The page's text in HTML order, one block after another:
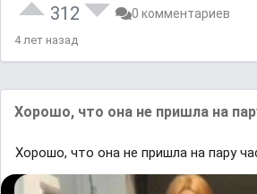
312 0 комментариев
4 лет назад
Хорошо, что она не пришла на
Хорошо, что она не пришла на пару